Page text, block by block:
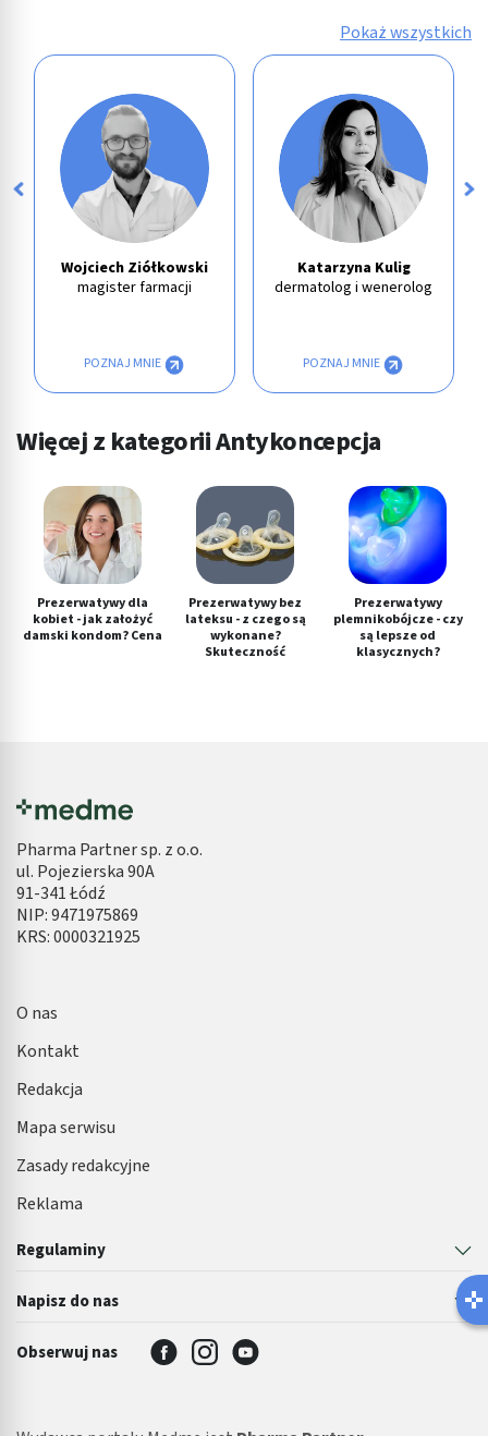
Pokaż wszystkich
Wojciech Ziółkowski
magister farmacji
POZNAJ MNIE
Katarzyna Kulig
dermatolog i wenerolog
POZNAJ MNIE
Więcej z kategorii Antykoncepcja
Prezerwatywy dla
kobiet - jak założyć
damski kondom? Cena
Prezerwatywy bez
lateksu - z czego są
wykonane?
Skuteczność
Prezerwatywy
plemnikobójcze - czy
są lepsze od
klasycznych?
Pharma Partner sp. z o.o.
ul. Pojezierska 90A
91-341 Łódź
NIP: 9471975869
KRS: 0000321925
Regulaminy
Napisz do nas
O nas
Kontakt
Redakcja
Mapa serwisu
Zasady redakcyjne
Reklama
Obserwuj nas